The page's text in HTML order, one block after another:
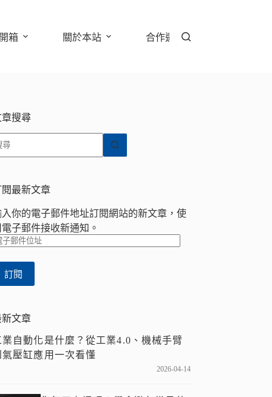
箱 關於本站 合作邀約
章搜尋
閱最新文章
入你的電子郵件地址訂閱網站的新文章，使
子郵件接收新通知。
訂閱
新文章
業自動化是什麼？從工業4.0、機械手臂
氣壓缸應用一次看懂
2026-04-14